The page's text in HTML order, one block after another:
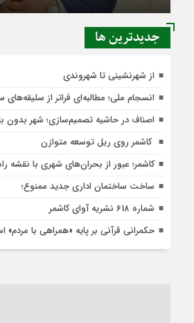
جديدترين ها
از شهرنشینی تا شهروندی
انسجام ملی؛ مطالبه‌ای فراتر از
اصناف در حاشیه تصمیم‌سازی؛ شهر بدون
کاشمر روی ریل توسعه متوازن
کاشمر؛ عبور از بحران‌های شهری با نقشه
ساخت ساختمان اداری جدید ممنوع؛
شماره 618 نشریه آوای کاشمر
حکمرانی قرآنی بر پایه «همراهی با مردم»